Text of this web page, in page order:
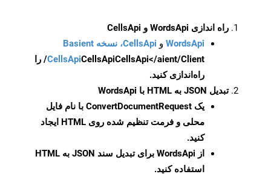
راه اندازی WordsApi و CellsApi
WordsApi و CellsApi، نسخه Basient
CellsApiCellsApi
CellsApi</aient/Client/ را
راه‌اندازی کنید.
تبدیل JSON به HTML با WordsApi
یک ConvertDocumentRequest با نام فایل
محلی و فرمت تنظیم شده روی HTML ایجاد
کنید.
از WordsApi برای تبدیل سند JSON به HTML
استفاده کنید.